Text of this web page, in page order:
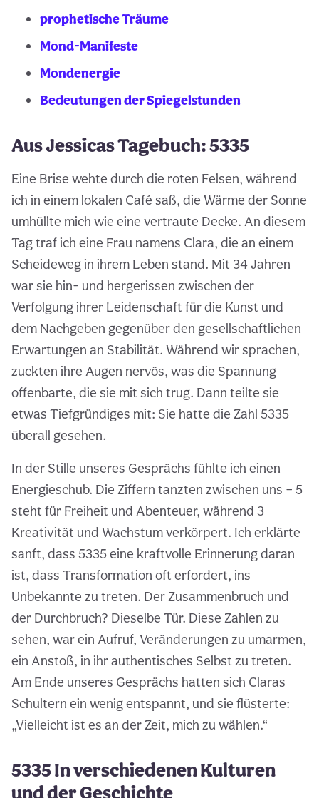
prophetische Träume
Mond-Manifeste
Mondenergie
Bedeutungen der Spiegelstunden
Aus Jessicas Tagebuch: 5335
Eine Brise wehte durch die roten Felsen, während
ich in einem lokalen Café saß, die Wärme der Sonne
umhüllte mich wie eine vertraute Decke. An diesem
Tag traf ich eine Frau namens Clara, die an einem
Scheideweg in ihrem Leben stand. Mit 34 Jahren
war sie hin- und hergerissen zwischen der
Verfolgung ihrer Leidenschaft für die Kunst und
dem Nachgeben gegenüber den gesellschaftlichen
Erwartungen an Stabilität. Während wir sprachen,
zuckten ihre Augen nervös, was die Spannung
offenbarte, die sie mit sich trug. Dann teilte sie
etwas Tiefgründiges mit: Sie hatte die Zahl 5335
überall gesehen.
In der Stille unseres Gesprächs fühlte ich einen
Energieschub. Die Ziffern tanzten zwischen uns – 5
steht für Freiheit und Abenteuer, während 3
Kreativität und Wachstum verkörpert. Ich erklärte
sanft, dass 5335 eine kraftvolle Erinnerung daran
ist, dass Transformation oft erfordert, ins
Unbekannte zu treten. Der Zusammenbruch und
der Durchbruch? Dieselbe Tür. Diese Zahlen zu
sehen, war ein Aufruf, Veränderungen zu umarmen,
ein Anstoß, in ihr authentisches Selbst zu treten.
Am Ende unseres Gesprächs hatten sich Claras
Schultern ein wenig entspannt, und sie flüsterte:
„Vielleicht ist es an der Zeit, mich zu wählen.“
5335 In verschiedenen Kulturen
und der Geschichte